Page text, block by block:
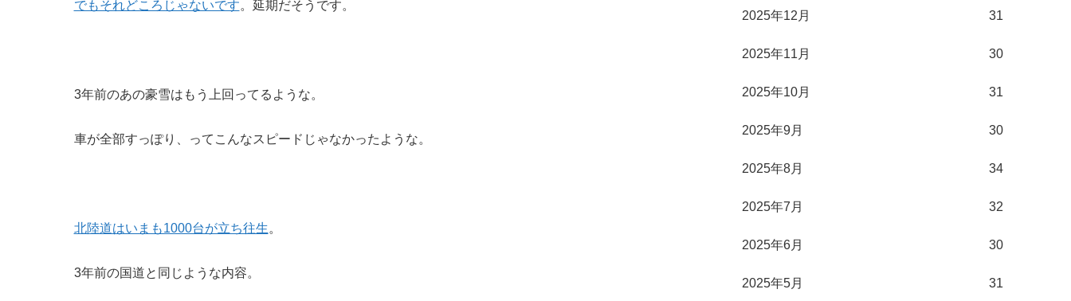
でもそれどころじゃないです。延期だそうです。
3年前のあの豪雪はもう上回ってるような。
車が全部すっぽり、ってこんなスピードじゃなかったような。
北陸道はいまも1000台が立ち往生。
3年前の国道と同じような内容。
2025年12月 31
2025年11月 30
2025年10月 31
2025年9月 30
2025年8月 34
2025年7月 32
2025年6月 30
2025年5月 31